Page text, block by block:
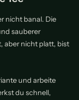
nicht banal. Die
sauberer
aber nicht platt, bist
und arbeite
du schnell,